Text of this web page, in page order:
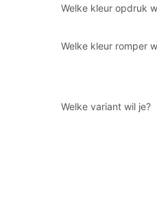
Welke kleur opdruk
Welke kleur romper
Welke variant wil je?